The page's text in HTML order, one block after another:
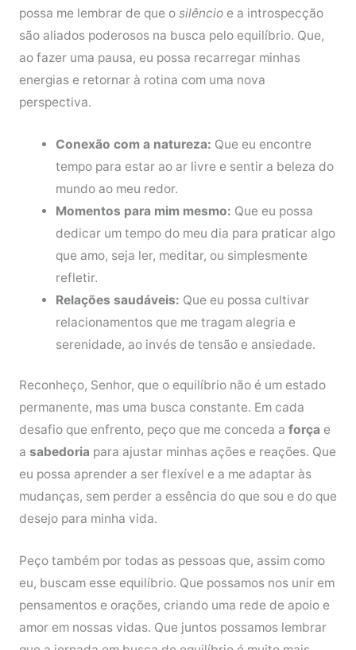
possa me lembrar de que o silêncioe a introspecção
são aliados poderosos na busca pelo equilíbrio. Que,
ao fazer uma pausa, eu possa recarregar minhas
energias e retornar à rotina com uma nova
perspectiva.
Conexão com a natureza: Que eu encontre
tempo para estar ao ar livre e sentir a beleza do
mundo ao meu redor.
Momentos para mim mesmo: Que eu possa
dedicar um tempo do meu dia para praticar algo
que amo, seja ler, meditar, ou simplesmente
refletir.
Relações saudáveis: Que eu possa cultivar
relacionamentos que me tragam alegria e
serenidade, ao invés de tensão e ansiedade.
Reconheço, Senhor, que o equilíbrio não é um estado
permanente, mas uma busca constante. Em cada
desafio que enfrento, peço que me conceda a força e
a sabedoria para ajustar minhas ações e reações. Que
eu possa aprender a ser flexível e a me adaptar às
mudanças, sem perder a essência do que sou e do que
desejo para minha vida.
Peço também por todas as pessoas que, assim como
eu, buscam esse equilíbrio. Que possamos nos unir em
pensamentos e orações, criando uma rede de apoio e
amor em nossas vidas. Que juntos possamos lembrar